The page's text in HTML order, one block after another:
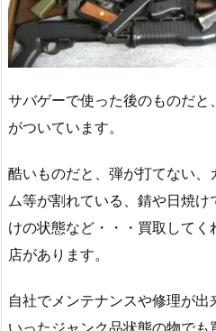
サバゲーで使った後のものだ
がついています。
酷いものだと、弾が打てない
ム等が割れている、錆や日焼
けの状態など・・・買取して
店があります。
自社でメンテナンスや修理が出
いったジャンク品状態の物で